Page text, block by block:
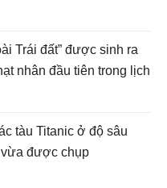
Trái đất” được sinh ra
nhân đầu tiên trong lịch
tàu Titanic ở độ sâu
được chụp